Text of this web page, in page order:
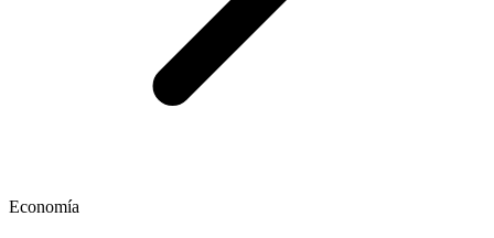
Economía